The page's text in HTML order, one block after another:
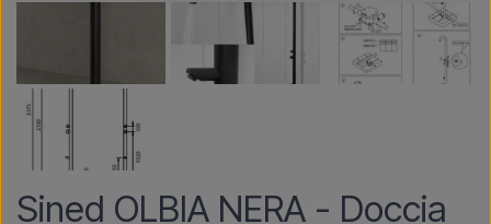
Sined OLBIA NERA - Doccia